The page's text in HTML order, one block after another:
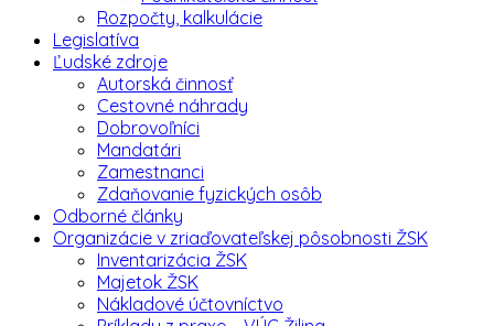
Rozpočty, kalkulácie
Legislatíva
Ľudské zdroje
Autorská činnosť
Cestovné náhrady
Dobrovoľníci
Mandatári
Zamestnanci
Zdaňovanie fyzických osôb
Odborné články
Organizácie v zriaďovateľskej pôsobnosti ŽSK
Inventarizácia ŽSK
Majetok ŽSK
Nákladové účtovníctvo